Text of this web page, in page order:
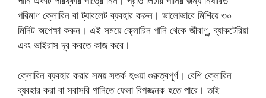
পরিমাণ ক্লোরিন বা ট্যাবলেট ব্যবহার করুন। ভালোভাবে মিশিয়ে ৩০
মিনিট অপেক্ষা করুন। এই সময়ে ক্লোরিন পানি থেকে জীবাণু, ব্যাকটেরিয়া
এবং ভাইরাস দূর করতে কাজ করে।
ক্লোরিন ব্যবহার করার সময় সতর্ক হওয়া গুরুত্বপূর্ণ। বেশি ক্লোরিন
ব্যবহার করা বা সরাসরি পানিতে ফেলা বিপজ্জনক হতে পারে। তাই